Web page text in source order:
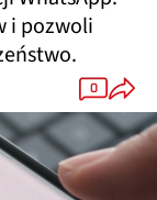
i pozwoli
0